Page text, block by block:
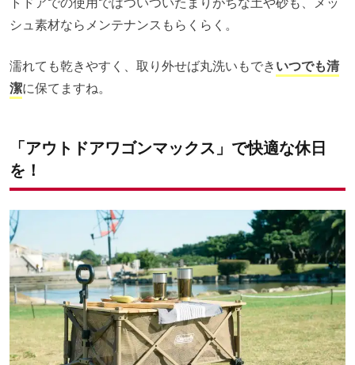
シュ素材ならメンテナンスもらくらく。
濡れても乾きやすく、取り外せば丸洗いもできいつでも清
潔に保てますね。
「アウトドアワゴンマックス」で快適な休日
を！